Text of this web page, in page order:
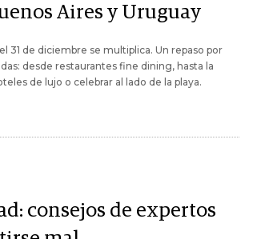
Aires y Uruguay
31 de diciembre se multiplica. Un repaso por
desde restaurantes fine dining, hasta la
de lujo o celebrar al lado de la playa.
consejos de expertos